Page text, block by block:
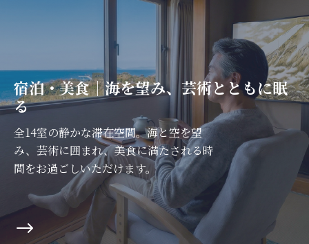
宿泊・美食｜海を望み、芸術とともに眠
る
全14室の静かな滞在空間。海と空を望
み、芸術に囲まれ、美食に満たされる時
間をお過ごしいただけます。